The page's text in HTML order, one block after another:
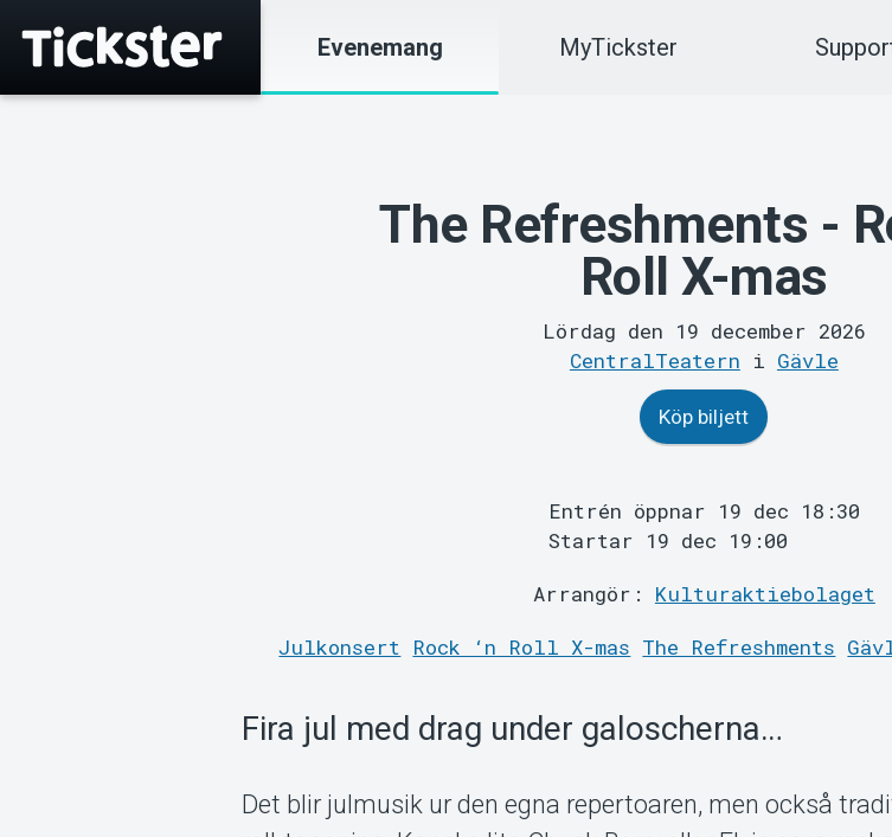
Evenemang MyTickster
The Refreshments -
Roll X-mas
Lördag den 19 december 2026
CentralTeatern i Gävle
Köp biljett
Entrén öppnar 19 dec 18:30
Startar 19 dec 19:00
Arrangör: Kulturaktiebolaget
Julkonsert Rock ‘n Roll X-mas The Refreshments
Fira jul med drag under galoscherna…
Det blir julmusik ur den egna repertoaren, men också